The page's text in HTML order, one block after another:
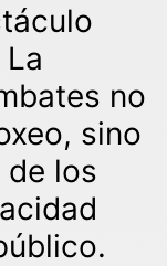
no
sino
de los